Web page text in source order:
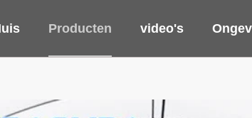
Producten video's